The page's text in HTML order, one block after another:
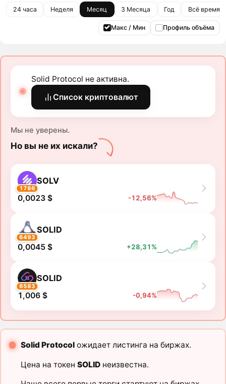
24 часа Неделя Месяц 3 Месяца Год Всё время
Макс / Мин Профиль объёма
Solid Protocol не активна.
Список криптовалют
Мы не уверены.
Но вы не их искали?
1786
SOLV
0,0023 $ -12,56%
6493
SOLID
0,0045 $ +28,31%
6583
SOLID
1,006 $ -0,94%
Solid Protocolожидает листинга на биржах.
Цена на токен SOLIDнеизвестна.